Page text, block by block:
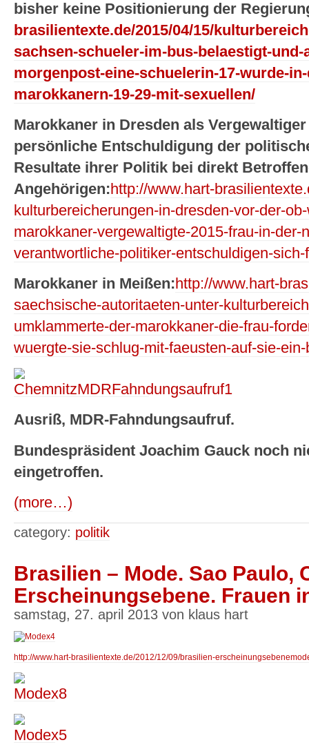
bisher keine Positionierung der
brasilientexte.de/2015/04/15/
sachsen-schueler-im-bus-belaestigt-
morgenpost-eine-schuelerin-17-wurde-
marokkanern-19-29-mit-sexuellen/
Marokkaner in Dresden als
persönliche Entschuldigung der
Resultate ihrer Politik bei direkt
Angehörigen:http://www.hart-
kulturbereicherungen-in-dresden-vor-der-
marokkaner-vergewaltigte-2015-frau-in-der-
verantwortliche-politiker-entschuldigen-sich-
Marokkaner in Meißen:http://www.hart-
saechsische-autoritaeten-unter-
umklammerte-der-marokkaner-die-frau-
wuergte-sie-schlug-mit-faeusten-auf-sie-
Ausriß, MDR-Fahndungsaufruf.
Bundespräsident Joachim Gauck noch
eingetroffen.
(more…)
category: politik
Brasilien – Mode. Sao Paulo,
Erscheinungsebene. Frauen
samstag, 27. april 2013 von klaus hart
http://www.hart-brasilientexte.de/2012/12/09/brasilien-